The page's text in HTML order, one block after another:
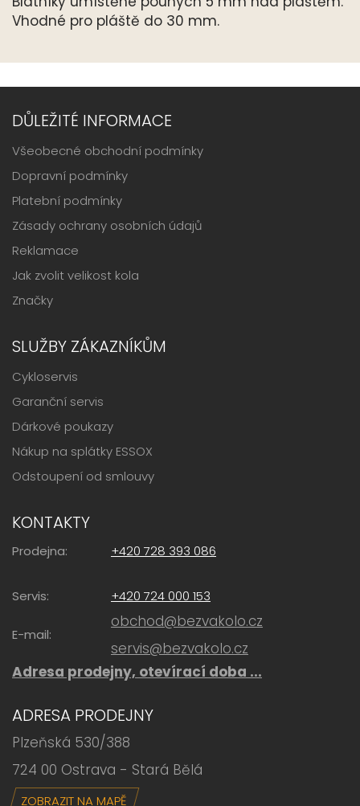
Vhodné pro pláště do 30 mm.
DŮLEŽITÉ INFORMACE
Všeobecné obchodní podmínky
Dopravní podmínky
Platební podmínky
Zásady ochrany osobních údajů
Reklamace
Jak zvolit velikost kola
Značky
SLUŽBY ZÁKAZNÍKŮM
Cykloservis
Garanční servis
Dárkové poukazy
Nákup na splátky ESSOX
Odstoupení od smlouvy
KONTAKTY
Prodejna: +420 728 393 086
Servis: +420 724 000 153
E-mail:
obchod@bezvakolo.cz
servis@bezvakolo.cz
Adresa prodejny, otevírací doba ...
ADRESA PRODEJNY
Plzeňská 530/388
724 00 Ostrava - Stará Bělá
ZOBRAZIT NA MAPĚ